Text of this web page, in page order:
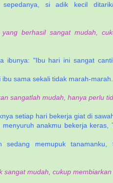
sepedanya, si adik kecil
berhasil sangat mudah,
ibunya: "Ibu hari ini sangat
sama sekali tidak marah-marah.
sangatlah mudah, hanya perlu
setiap hari bekerja giat di
anakmu bekerja keras,
sedang memupuk
sangat mudah, cukup